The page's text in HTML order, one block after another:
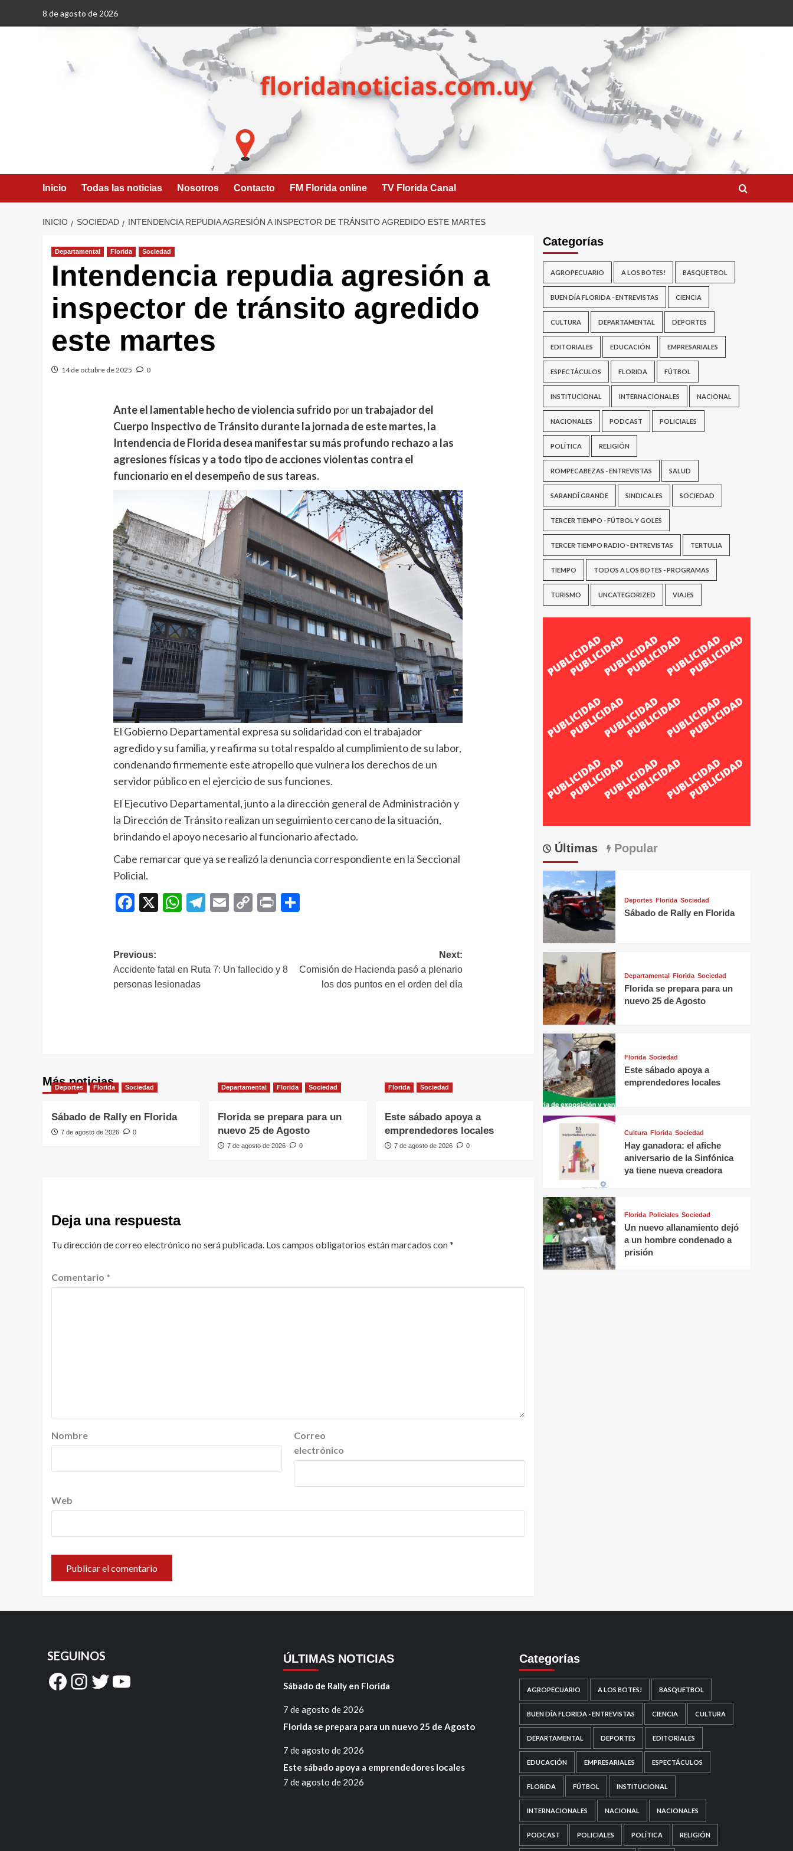
8 de agosto de 2026
Inicio Todas las noticias Nosotros Contacto FM Florida online TV Florida Canal
INICIO SOCIEDAD INTENDENCIA REPUDIA AGRESIÓN A INSPECTOR DE TRÁNSITO AGREDIDO ESTE MARTES
Departamental Florida Sociedad
Intendencia repudia agresión a
inspector de tránsito agredido
este martes
14 de octubre de 2025 0
Ante el lamentable hecho de violencia sufrido porun trabajador del
Cuerpo Inspectivo de Tránsito durante la jornada de este martes, la
Intendencia de Florida desea manifestar su más profundo rechazo a las
agresiones físicas y a todo tipo de acciones violentas contra el
funcionario en el desempeño de sus tareas.
El Gobierno Departamental expresa su solidaridad con el trabajador
agredido y su familia, y reafirma su total respaldo al cumplimiento de su labor,
condenando firmemente este atropello que vulnera los derechos de un
servidor público en el ejercicio de sus funciones.
El Ejecutivo Departamental, junto a la dirección general de Administración y
la Dirección de Tránsito realizan un seguimiento cercano de la situación,
brindando el apoyo necesario al funcionario afectado.
Cabe remarcar que ya se realizó la denuncia correspondiente en la Seccional
Policial.
Facebook
X WhatsApp
Telegram
EmailCopyPrint
Navegación
de
entradas
Previous:
Accidente fatal en Ruta 7: Un fallecido y 8
personas lesionadas
Next:
Comisión de Hacienda pasó a plenario
los dos puntos en el orden del día
Más noticias
Deportes Florida Sociedad
Sábado de Rally en Florida
7 de agosto de 2026 0
Departamental Florida Sociedad
Florida se prepara para un
nuevo 25 de Agosto
7 de agosto de 2026 0
Florida Sociedad
Este sábado apoya a
emprendedores locales
7 de agosto de 2026 0
Deja una respuesta
Tu dirección de correo electrónico no será publicada. Los campos obligatorios están marcados con*
Comentario *
Nombre
Correo
electrónico
Web
Categorías
AGROPECUARIO A LOS BOTES! BASQUETBOL
BUEN DÍA FLORIDA - ENTREVISTAS CIENCIA
CULTURA DEPARTAMENTAL DEPORTES
EDITORIALES EDUCACIÓN EMPRESARIALES
ESPECTÁCULOS FLORIDA FÚTBOL
INSTITUCIONAL INTERNACIONALES NACIONAL
NACIONALES PODCAST POLICIALES
POLÍTICA RELIGIÓN
ROMPECABEZAS - ENTREVISTAS SALUD
SARANDÍ GRANDE SINDICALES SOCIEDAD
TERCER TIEMPO - FÚTBOL Y GOLES
TERCER TIEMPO RADIO - ENTREVISTAS TERTULIA
TIEMPO TODOS A LOS BOTES - PROGRAMAS
TURISMO UNCATEGORIZED VIAJES
Últimas Popular
Deportes Florida Sociedad
Sábado de Rally en Florida
Departamental Florida Sociedad
Florida se prepara para un
nuevo 25 de Agosto
Florida Sociedad
Este sábado apoya a
emprendedores locales
Cultura Florida Sociedad
Hay ganadora: el afiche
aniversario de la Sinfónica
ya tiene nueva creadora
Florida Policiales Sociedad
Un nuevo allanamiento dejó
a un hombre condenado a
prisión
SEGUINOS
Facebook
Instagram
Twitter
YouTube
ÚLTIMAS NOTICIAS
Sábado de Rally en Florida
7 de agosto de 2026
Florida se prepara para un nuevo 25 de Agosto
7 de agosto de 2026
Este sábado apoya a emprendedores locales
7 de agosto de 2026
Categorías
AGROPECUARIO A LOS BOTES! BASQUETBOL
BUEN DÍA FLORIDA - ENTREVISTAS CIENCIA CULTURA
DEPARTAMENTAL DEPORTES EDITORIALES
EDUCACIÓN EMPRESARIALES ESPECTÁCULOS
FLORIDA FÚTBOL INSTITUCIONAL
INTERNACIONALES NACIONAL NACIONALES
PODCAST POLICIALES POLÍTICA RELIGIÓN